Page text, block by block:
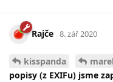
Rajče 8. zář 2020
kisspanda
popisy (z EXIFu) jsme